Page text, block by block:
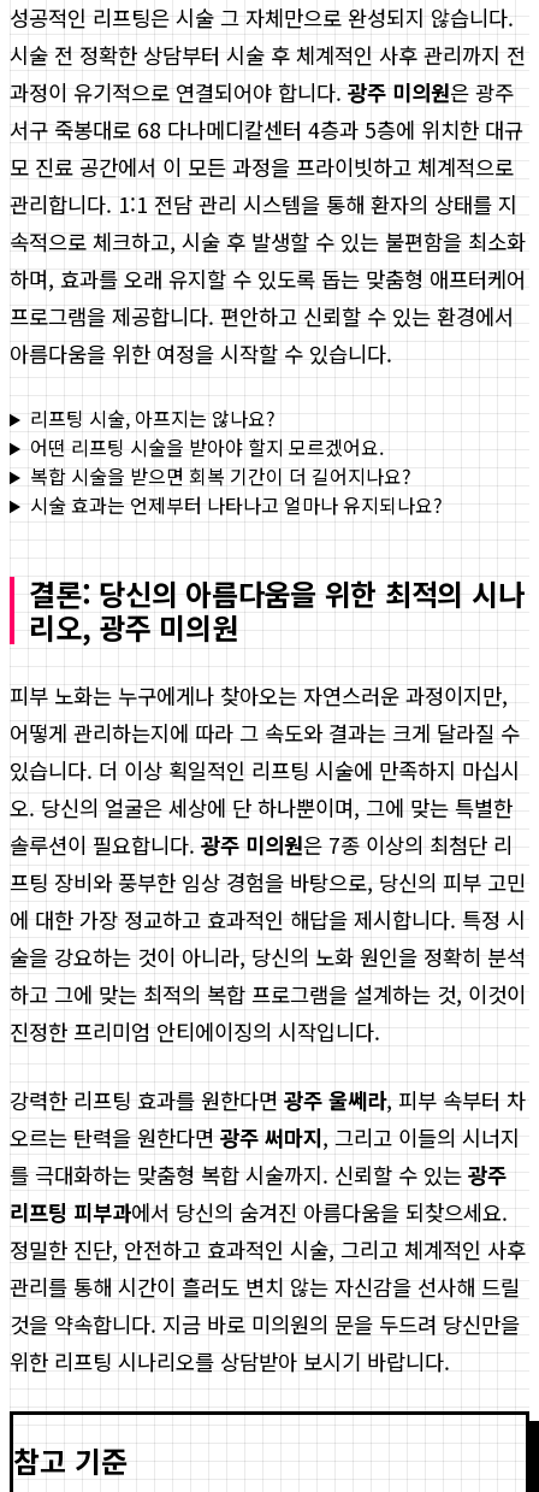
성공적인 리프팅은 시술 그 자체만으로 완성되지 않습니다.
시술 전 정확한 상담부터 시술 후 체계적인 사후 관리까지 전
과정이 유기적으로 연결되어야 합니다. 광주 미의원은 광주
서구 죽봉대로 68 다나메디칼센터 4층과 5층에 위치한 대규
모 진료 공간에서 이 모든 과정을 프라이빗하고 체계적으로
관리합니다. 1:1 전담 관리 시스템을 통해 환자의 상태를 지
속적으로 체크하고, 시술 후 발생할 수 있는 불편함을 최소화
하며, 효과를 오래 유지할 수 있도록 돕는 맞춤형 애프터케어
프로그램을 제공합니다. 편안하고 신뢰할 수 있는 환경에서
아름다움을 위한 여정을 시작할 수 있습니다.
리프팅 시술, 아프지는 않나요?
어떤 리프팅 시술을 받아야 할지 모르겠어요.
복합 시술을 받으면 회복 기간이 더 길어지나요?
시술 효과는 언제부터 나타나고 얼마나 유지되나요?
결론: 당신의 아름다움을 위한 최적의 시나
리오, 광주 미의원
피부 노화는 누구에게나 찾아오는 자연스러운 과정이지만,
어떻게 관리하는지에 따라 그 속도와 결과는 크게 달라질 수
있습니다. 더 이상 획일적인 리프팅 시술에 만족하지 마십시
오. 당신의 얼굴은 세상에 단 하나뿐이며, 그에 맞는 특별한
솔루션이 필요합니다. 광주 미의원은 7종 이상의 최첨단 리
프팅 장비와 풍부한 임상 경험을 바탕으로, 당신의 피부 고민
에 대한 가장 정교하고 효과적인 해답을 제시합니다. 특정 시
술을 강요하는 것이 아니라, 당신의 노화 원인을 정확히 분석
하고 그에 맞는 최적의 복합 프로그램을 설계하는 것, 이것이
진정한 프리미엄 안티에이징의 시작입니다.
강력한 리프팅 효과를 원한다면 광주 울쎄라, 피부 속부터 차
오르는 탄력을 원한다면 광주 써마지, 그리고 이들의 시너지
를 극대화하는 맞춤형 복합 시술까지. 신뢰할 수 있는 광주
리프팅 피부과에서 당신의 숨겨진 아름다움을 되찾으세요.
정밀한 진단, 안전하고 효과적인 시술, 그리고 체계적인 사후
관리를 통해 시간이 흘러도 변치 않는 자신감을 선사해 드릴
것을 약속합니다. 지금 바로 미의원의 문을 두드려 당신만을
위한 리프팅 시나리오를 상담받아 보시기 바랍니다.
참고 기준